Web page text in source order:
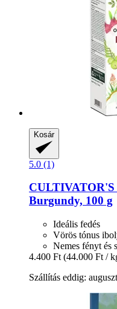
Kosár
5.0 (1)
CULTIVATOR'S
Burgundy, 100 g
Ideális fedés
Vörös tónus
Nemes fényt és
4.400 Ft (44.000 Ft /
Szállítás eddig: